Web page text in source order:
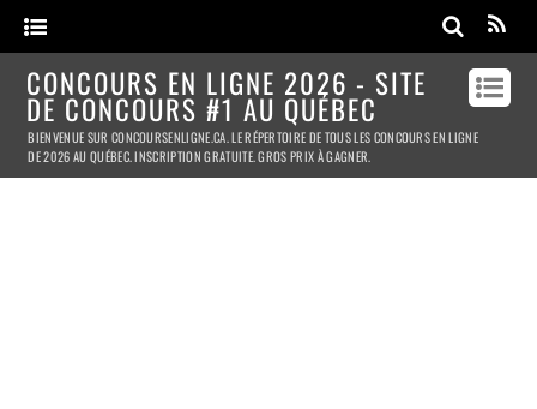
CONCOURS EN LIGNE 2026 - SITE
DE CONCOURS #1 AU QUÉBEC
BIENVENUE SUR CONCOURSENLIGNE.CA. LE RÉPERTOIRE DE TOUS LES CONCOURS EN LIGNE
DE 2026 AU QUÉBEC. INSCRIPTION GRATUITE. GROS PRIX À GAGNER.